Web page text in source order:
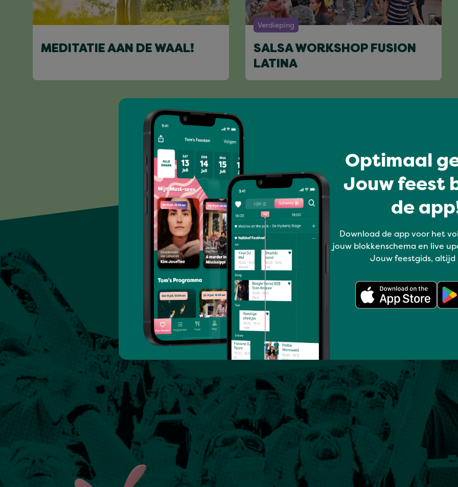
MEDITATIE AAN DE WAAL!
Verdieping
SALSA WORKSHOP FUSION
LATINA
Optimaal
Jouw feest
de
Download de app voor het
jouw blokkenschema en live
Jouw feestgids, altijd